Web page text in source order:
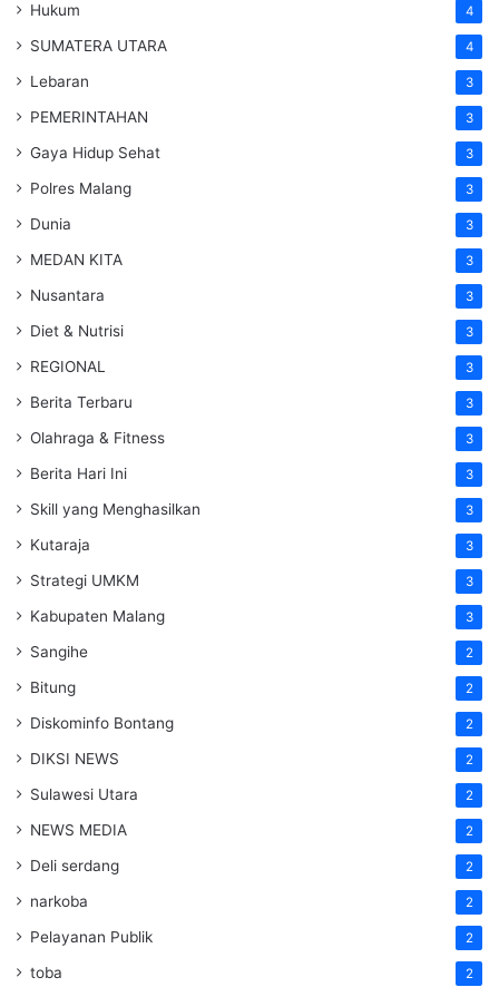
Hukum 4
SUMATERA UTARA 4
Lebaran 3
PEMERINTAHAN 3
Gaya Hidup Sehat 3
Polres Malang 3
Dunia 3
MEDAN KITA 3
Nusantara 3
Diet & Nutrisi 3
REGIONAL 3
Berita Terbaru 3
Olahraga & Fitness 3
Berita Hari Ini 3
Skill yang Menghasilkan 3
Kutaraja 3
Strategi UMKM 3
Kabupaten Malang 3
Sangihe 2
Bitung 2
Diskominfo Bontang 2
DIKSI NEWS 2
Sulawesi Utara 2
NEWS MEDIA 2
Deli serdang 2
narkoba 2
Pelayanan Publik 2
toba 2